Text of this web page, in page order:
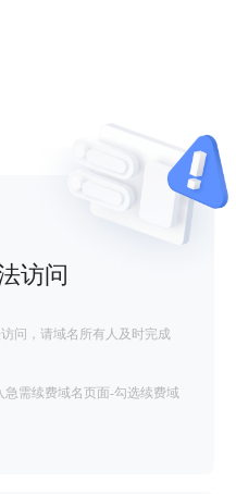
访问
问，请域名所有人及时完成
需续费域名页面-勾选续费域